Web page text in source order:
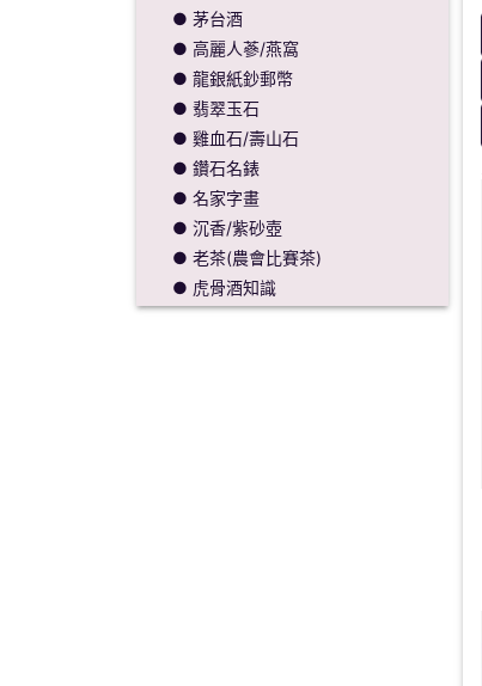
● 茅台酒
● 高麗人蔘/燕窩
● 龍銀紙鈔郵幣
● 翡翠玉石
● 雞血石/壽山石
● 鑽石名錶
● 名家字畫
● 沉香/紫砂壺
● 老茶(農會比賽茶)
● 虎骨酒知識